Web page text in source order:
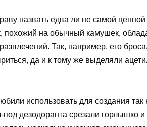
назвать едва ли не самой
похожий на обычный камушек,
Так, например, его
да и к тому же выделяли
использовать для создания
под дезодоранта срезали горлышко